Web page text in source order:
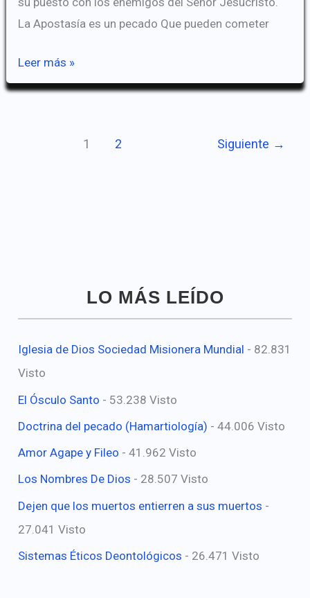
La Apostasía es un pecado Que pueden cometer
La
Apostasía
Leer más »
1 2 Siguiente →
LO MÁS LEÍDO
Iglesia de Dios Sociedad Misionera Mundial - 82.831
Visto
El Ósculo Santo - 53.238 Visto
Doctrina del pecado (Hamartiología) - 44.006 Visto
Amor Agape y Fileo - 41.962 Visto
Los Nombres De Dios - 28.507 Visto
Dejen que los muertos entierren a sus muertos -
27.041 Visto
Sistemas Éticos Deontológicos - 26.471 Visto